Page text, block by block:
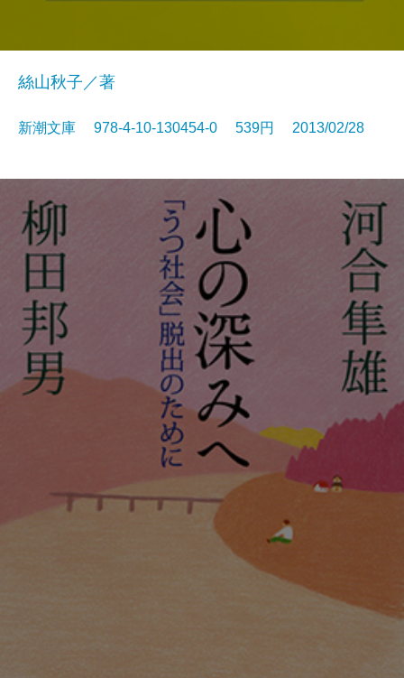
絲山秋子／著
新潮文庫 978-4-10-130454-0 539円 2013/02/28